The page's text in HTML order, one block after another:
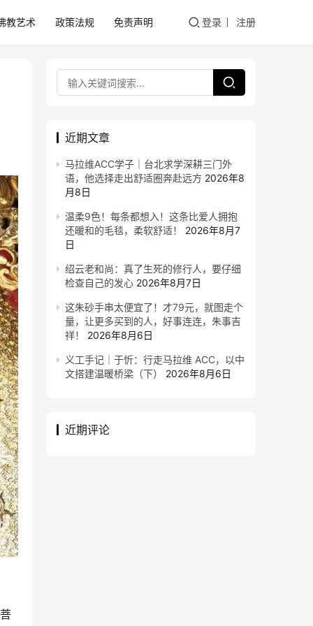
教艺术 政策法规 免责声明 登录 注册
近期文章
马拉维ACC学子｜台北求学深耕三门外
语，他选择走出舒适圈奔赴远方 2026年8
月8日
温柔9色！每条都想入！这条比爱人拥抱
还暖和的毛毯，柔软舒适！
2026年8月7
日
绍云老和尚：真了生死的修行人，要仔细
检查自己的发心 2026年8月7日
这朱砂手串太便宜了！才79元，就图走个
量，让更多买到的人，好事连连，朱事吉
祥！
2026年8月6日
义工手记｜于忻：行走马拉维 ACC，以中
文搭建温暖桥梁（下）
2026年8月6日
近期评论